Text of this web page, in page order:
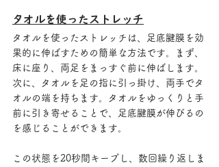
タオルを使ったストレッチ
タオルを使ったストレッチは、足底腱膜を効
果的に伸ばすための簡単な方法です。まず、
床に座り、両足をまっすぐ前に伸ばします。
次に、タオルを足の指に引っ掛け、両手でタ
オルの端を持ちます。タオルをゆっくりと手
前に引き寄せることで、足底腱膜が伸びるの
を感じることができます。
この状態を20秒間キープし、数回繰り返しま